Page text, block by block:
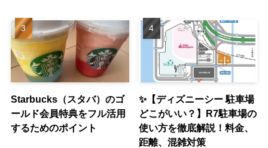
Starbucks（スタバ）のゴ
ールド会員特典をフル活用
するためのポイント
✨【ディズニーシー 駐車場
どこがいい？】R7駐車場の
使い方を徹底解説！料金、
距離、混雑対策